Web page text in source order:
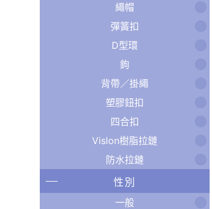
繩帽
彈簧扣
D型環
鉤
背帶／掛繩
塑膠鈕扣
四合扣
Vislon樹脂拉鏈
防水拉鏈
性別
一般